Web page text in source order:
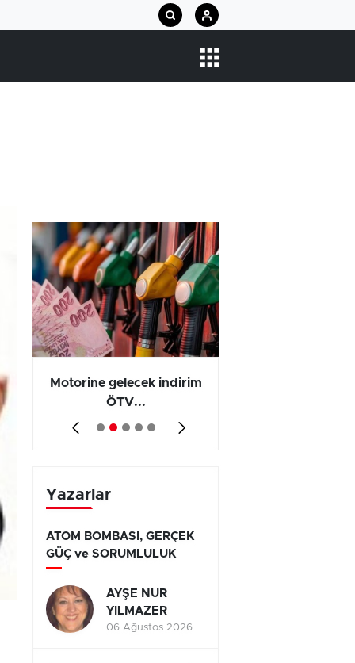
Motorine gelecek indirim
ÖTV...
Yazarlar
ATOM BOMBASI, GERÇEK
GÜÇ ve SORUMLULUK
AYŞE NUR
YILMAZER
06 Ağustos 2026